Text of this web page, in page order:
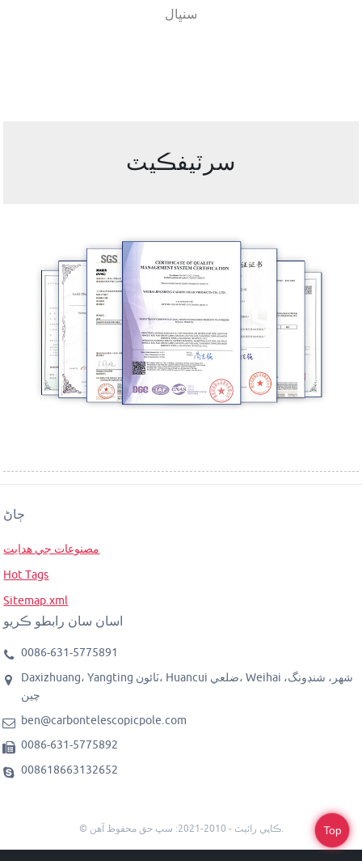
سنڀال
سرٽيفڪيٽ
ڄاڻ
مصنوعات جي ھدايت
Hot Tags
Sitemap.xml
اسان سان رابطو ڪريو
0086-631-5775891
Daxizhuang، Yangting ٽائون، Huancui ضلعي، Weihai شهر، شنڊونگ،
چين
ben@carbontelescopicpole.com
0086-631-5775892
008618663132652
© ڪاپي رائيٽ - 2010-2021: سڀ حق محفوظ آهن. Top